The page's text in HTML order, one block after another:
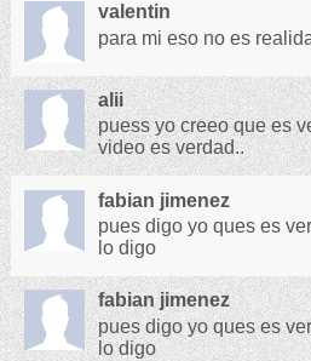
valentin
para mi eso no es
alii
puess yo creeo que es
video es verdad..
fabian jimenez
pues digo yo ques es
lo digo
fabian jimenez
pues digo yo ques es
lo digo